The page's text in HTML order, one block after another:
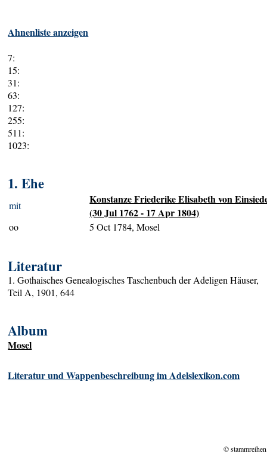
Ahnenliste anzeigen
7:
15:
31:
63:
127:
255:
511:
1023:
1. Ehe
mit
Konstanze Friederike Elisabeth von
(30 Jul 1762 - 17 Apr 1804)
oo 5 Oct 1784, Mosel
Literatur
1. Gothaisches Genealogisches Taschenbuch der Adeligen Häuser,
Teil A, 1901, 644
Album
Mosel
Literatur und Wappenbeschreibung im Adelslexikon.com
©